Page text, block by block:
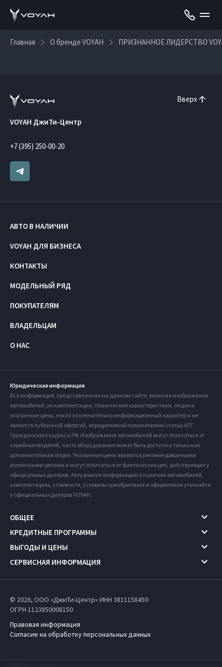
Главная О бренде VOYAH ПРИЗНАННОЕ ЛИДЕРСТВО
Вверх
VOYAH ДжиТи-Центр
+7 (395) 250-00-20
АВТО В НАЛИЧИИ
VOYAH ДЛЯ БИЗНЕСА
КОНТАКТЫ
МОДЕЛЬНЫЙ РЯД
ПОКУПАТЕЛЯМ
ВЛАДЕЛЬЦАМ
О НАС
Юридическая информация
Вся информация, представленная на данном сайте, включая изображения
автомобилей, их комплектации, технические характеристики, опции и
указанные цены, носит исключительно информационный характер и не
является публичной офертой, определяемой положениями статьи 437
Гражданского кодекса РФ. Изображения автомобилей могут отличаться от
серийных моделей, часть оборудования может быть доступна только как
дополнительная опция. Указанные цены являются рекомендованными
розничными ценами и могут отличаться от фактических цен, действующих у
официальных дилеров. Актуальную информацию о наличии автомобилей,
комплектациях, стоимости, условиях приобретения и оформления уточняйте
у официальных дилеров VOYAH.
ОБЩЕЕ
КРЕДИТНЫЕ ПРОГРАММЫ
ВЫГОДЫ И ЦЕНЫ
СЕРВИСНАЯ ИНФОРМАЦИЯ
© 2026, ООО «ДжиТи-Центр» ИНН 3811158450
ОГРН 1123850008150
Правовая информация
Согласие на обработку персональных данных